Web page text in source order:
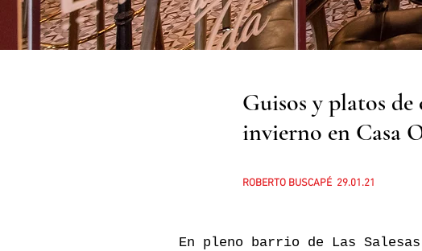
Guisos y platos
invierno en Casa
ROBERTO BUSCAPÉ 29.01.21
En pleno barrio de Las